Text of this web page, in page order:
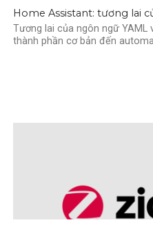
Home Assistant: tương lai
Tương lai của ngôn ngữ YAML
thành phần cơ bản đến